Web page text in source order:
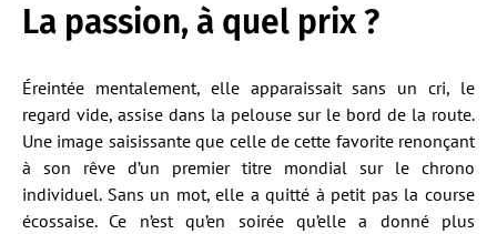
La passion, à quel prix ?
Éreintée mentalement, elle apparaissait sans un cri, le
regard vide, assise dans la pelouse sur le bord de la route.
Une image saisissante que celle de cette favorite renonçant
à son rêve d’un premier titre mondial sur le chrono
individuel. Sans un mot, elle a quitté à petit pas la course
écossaise. Ce n’est qu’en soirée qu’elle a donné plus